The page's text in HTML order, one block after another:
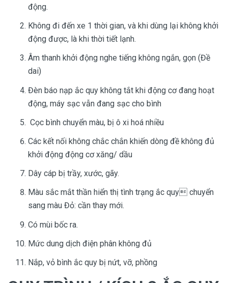
động.
Không đi đến xe 1 thời gian, và khi dùng lại không khởi
động được, là khi thời tiết lạnh.
Âm thanh khởi động nghe tiếng không ngắn, gọn (Đề
dai)
Đèn báo nạp ắc quy không tắt khi động cơ đang hoạt
động, máy sạc vẫn đang sạc cho bình
Cọc bình chuyển màu, bị ô xi hoá nhiều
Các kết nối không chắc chắn khiến dòng đề không đủ
khởi động động cơ xăng/ dầu
Dây cáp bị trầy, xước, gãy.
Màu sắc mắt thần hiển thị tình trạng ắc quy chuyển
sang màu Đỏ: cần thay mới.
Có mùi bốc ra.
Mức dung dịch điện phân không đủ
Nắp, vỏ bình ắc quy bị nứt, vỡ, phồng